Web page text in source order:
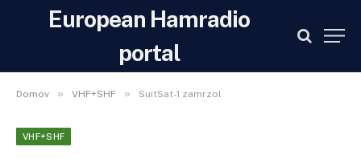
European Hamradio
portal
Domov » VHF+SHF » SuitSat-1 zamrzol
VHF+SHF